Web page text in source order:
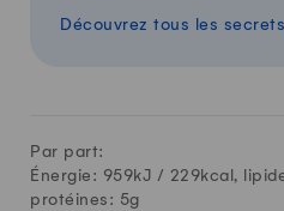
Découvrez tous les
Par part:
Énergie: 959kJ / 229kcal,
protéines: 5g